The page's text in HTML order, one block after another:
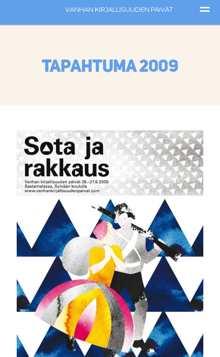
Tapahtuma 2009